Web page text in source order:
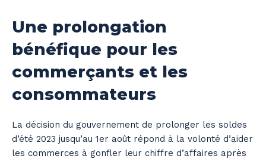
Une prolongation
bénéfique pour les
commerçants et les
consommateurs
La décision du gouvernement de prolonger les soldes
d’été 2023 jusqu’au 1er août répond à la volonté d’aider
les commerces à gonfler leur chiffre d’affaires après